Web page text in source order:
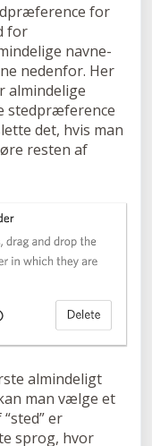
for
for
navne-
nedenfor. Her
almindelige
stedpræference
det, hvis man
resten af
almindeligt
man vælge et
er
sprog, hvor